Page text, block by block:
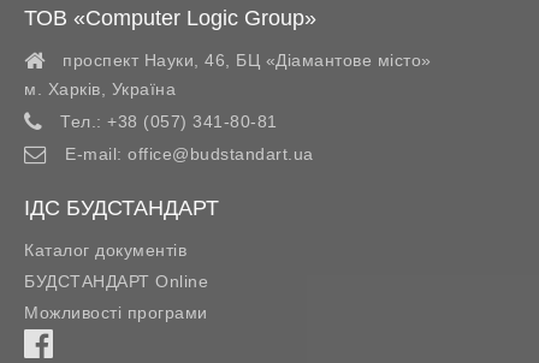
ТОВ «Computer Logic Group»
проспект Науки, 46, БЦ «Діамантове місто»
м. Харків
Україна
Тел.: +38 (057) 341-80-81
E-mail: office@budstandart.ua
ІДС БУДСТАНДАРТ
Каталог документів
БУДСТАНДАРТ Online
Можливості програми